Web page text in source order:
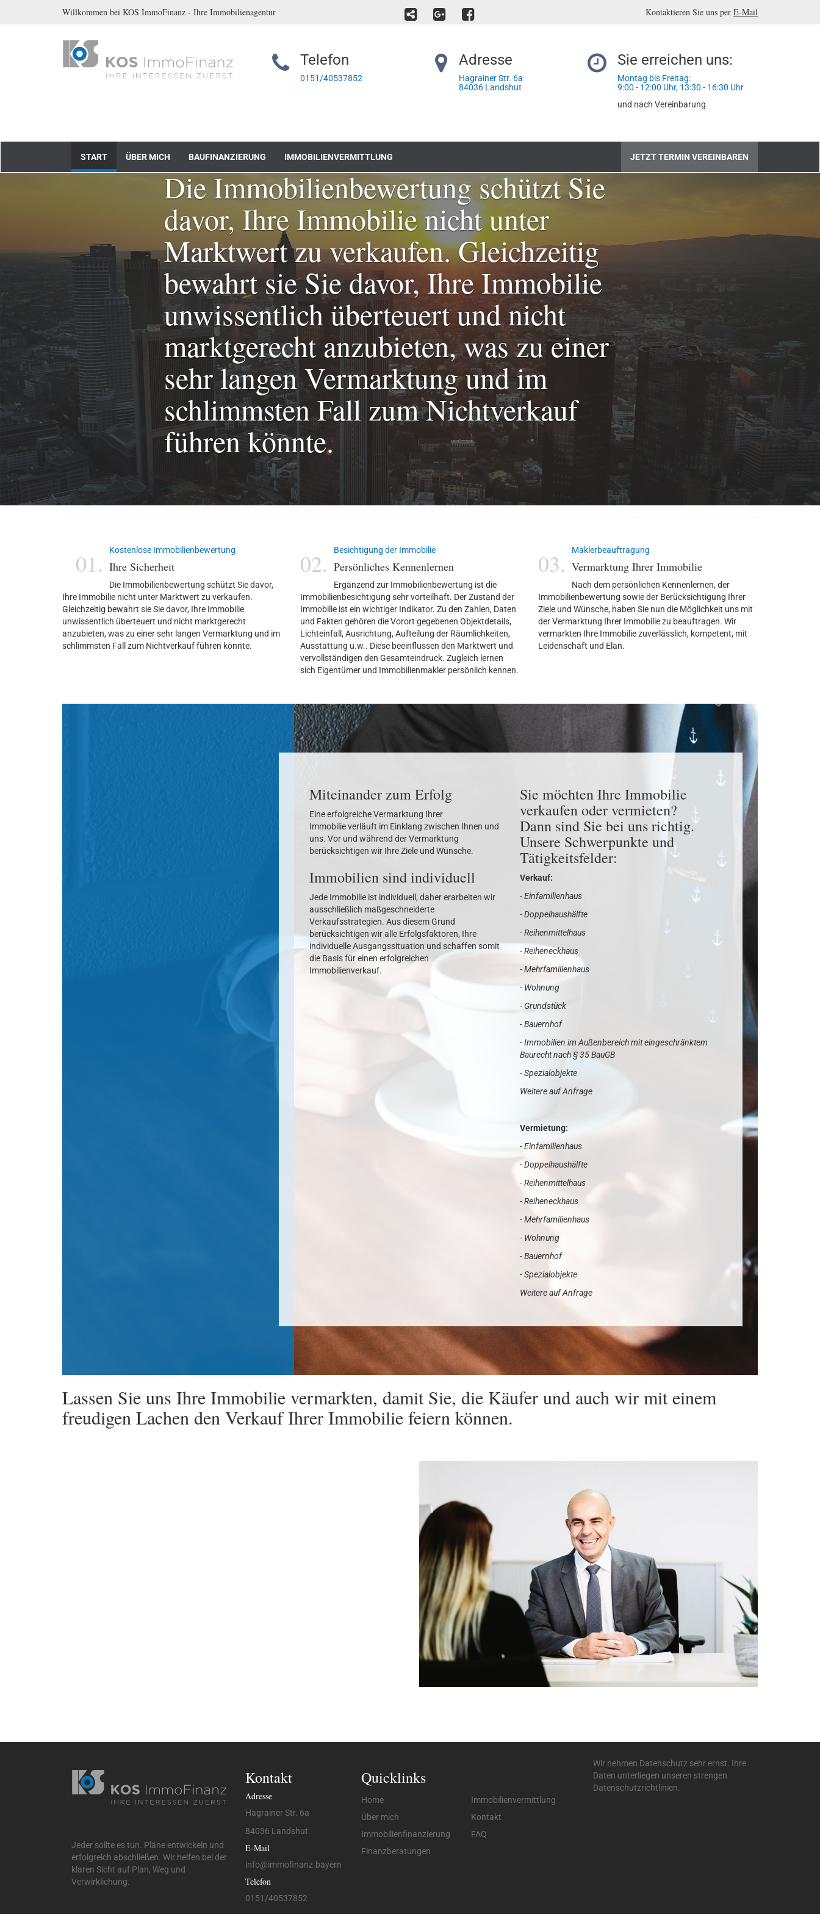
Willkommen bei KOS ImmoFinanz - Ihre Immobilienagentur Kontaktieren Sie uns per E-Mail
Telefon
0151/40537852
Adresse
Hagrainer Str. 6a
84036 Landshut
Sie erreichen uns:
Montag bis Freitag:
9:00 - 12:00 Uhr, 13:30 - 16:30 Uhr
und nach Vereinbarung
START ÜBER MICH BAUFINANZIERUNG IMMOBILIENVERMITTLUNG JETZT TERMIN VEREINBAREN
Die Immobilienbewertung schützt Sie
davor, Ihre Immobilie nicht unter
Marktwert zu verkaufen. Gleichzeitig
bewahrt sie Sie davor, Ihre Immobilie
unwissentlich überteuert und nicht
marktgerecht anzubieten, was zu einer
sehr langen Vermarktung und im
schlimmsten Fall zum Nichtverkauf
führen könnte.
01. Kostenlose Immobilienbewertung
Ihre Sicherheit
Die Immobilienbewertung schützt Sie davor,
Ihre Immobilie nicht unter Marktwert zu verkaufen.
Gleichzeitig bewahrt sie Sie davor, Ihre Immobilie
unwissentlich überteuert und nicht marktgerecht
anzubieten, was zu einer sehr langen Vermarktung und im
schlimmsten Fall zum Nichtverkauf führen könnte.
02. Besichtigung der Immobilie
Persönliches Kennenlernen
Ergänzend zur Immobilienbewertung ist die
Immobilienbesichtigung sehr vorteilhaft. Der Zustand der
Immobilie ist ein wichtiger Indikator. Zu den Zahlen, Daten
und Fakten gehören die Vorort gegebenen Objektdetails,
Lichteinfall, Ausrichtung, Aufteilung der Räumlichkeiten,
Ausstattung u.w.. Diese beeinflussen den Marktwert und
vervollständigen den Gesamteindruck. Zugleich lernen
sich Eigentümer und Immobilienmakler persönlich kennen.
03. Maklerbeauftragung
Vermarktung Ihrer Immobilie
Nach dem persönlichen Kennenlernen, der
Immobilienbewertung sowie der Berücksichtigung Ihrer
Ziele und Wünsche, haben Sie nun die Möglichkeit uns mit
der Vermarktung Ihrer Immobilie zu beauftragen. Wir
vermarkten Ihre Immobilie zuverlässlich, kompetent, mit
Leidenschaft und Elan.
Miteinander zum Erfolg
Eine erfolgreiche Vermarktung Ihrer
Immobilie verläuft im Einklang zwischen Ihnen und
uns. Vor und während der Vermarktung
berücksichtigen wir Ihre Ziele und Wünsche.
Immobilien sind individuell
Jede Immobilie ist individuell, daher erarbeiten wir
ausschließlich maßgeschneiderte
Verkaufsstrategien. Aus diesem Grund
berücksichtigen wir alle Erfolgsfaktoren, Ihre
individuelle Ausgangssituation und schaffen somit
die Basis für einen erfolgreichen
Immobilienverkauf.
Sie möchten Ihre Immobilie
verkaufen oder vermieten?
Dann sind Sie bei uns richtig.
Unsere Schwerpunkte und
Tätigkeitsfelder:
Verkauf:
- Einfamilienhaus
- Doppelhaushälfte
- Reihenmittelhaus
- Reiheneckhaus
- Mehrfamilienhaus
- Wohnung
- Grundstück
- Bauernhof
- Immobilien im Außenbereich mit eingeschränktem
Baurecht nach § 35 BauGB
- Spezialobjekte
Weitere auf Anfrage
Vermietung:
- Einfamilienhaus
- Doppelhaushälfte
- Reihenmittelhaus
- Reiheneckhaus
- Mehrfamilienhaus
- Wohnung
- Bauernhof
- Spezialobjekte
Weitere auf Anfrage
Lassen Sie uns Ihre Immobilie vermarkten, damit Sie, die Käufer und auch wir mit einem
freudigen Lachen den Verkauf Ihrer Immobilie feiern können.
Jeder sollte es tun. Pläne entwickeln und
erfolgreich abschließen. Wir helfen bei der
klaren Sicht auf Plan, Weg und
Verwirklichung.
Kontakt
Adresse
Hagrainer Str. 6a
84036 Landshut
E-Mail
info@immofinanz.bayern
Telefon
0151/40537852
Quicklinks
Home
Über mich
Immobilienfinanzierung
Finanzberatungen
Immobilienvermittlung
Kontakt
FAQ
Wir nehmen Datenschutz sehr ernst. Ihre
Daten unterliegen unseren strengen
Datenschutzrichtlinien.